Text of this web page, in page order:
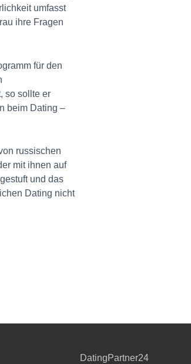
umfasst
ihre Fragen
für den
so sollte er
beim Dating –
russischen
mit ihnen auf
und das
Dating nicht
DatingPartner24